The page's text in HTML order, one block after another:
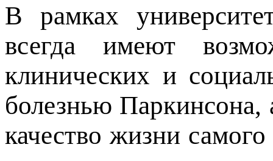
В рамках
всегда имеют
клинических и
болезнью Паркинсона,
качество жизни